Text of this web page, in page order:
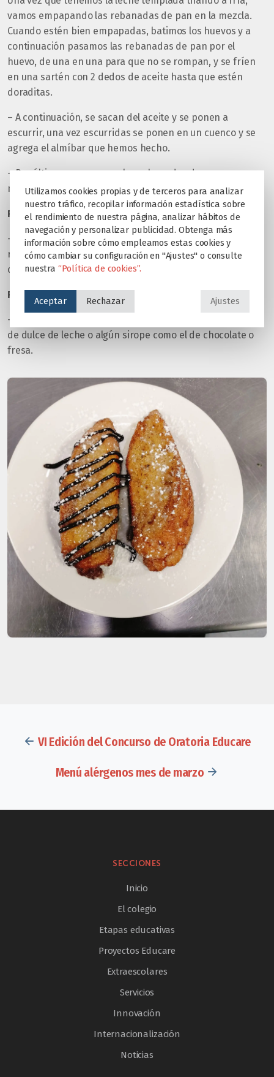
vamos empapando las rebanadas de pan en la mezcla.
Cuando estén bien empapadas, batimos los huevos y a
continuación pasamos las rebanadas de pan por el
huevo, de una en una para que no se rompan, y se fríen
en una sartén con 2 dedos de aceite hasta que estén
doraditas.
– A continuación, se sacan del aceite y se ponen a
escurrir, una vez escurridas se ponen en un cuenco y se
agrega el almíbar que hemos hecho.
– Por último, empanamos las rebanadas de pan en una
mezcla de azúcar y canela.
Preparación del Almíbar:
– Infusionar todos los ingredientes en una olla y dejar
reducir hasta que la mezcla quede melosa como el
caramelo.
Presentación:
-Poner en un plato llano la torrija, se puede acompañar
de dulce de leche o algún sirope como el de chocolate o
fresa.
VI Edición del Concurso de Oratoria Educare
Menú alérgenos mes de marzo
SECCIONES
Inicio
El colegio
Etapas educativas
Proyectos Educare
Extraescolares
Servicios
Innovación
Internacionalización
Noticias
Utilizamos cookies propias y de terceros para analizar
nuestro tráfico, recopilar información estadística sobre
el rendimiento de nuestra página, analizar hábitos de
navegación y personalizar publicidad. Obtenga más
información sobre cómo empleamos estas cookies y
cómo cambiar su configuración en "Ajustes" o consulte
nuestra “Política de cookies”.
Aceptar Rechazar Ajustes